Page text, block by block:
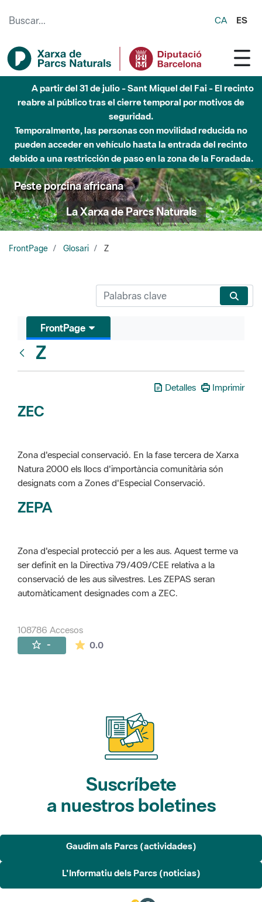
CA ES
A partir del 31 de julio - Sant Miquel del Fai - El recinto
reabre al público tras el cierre temporal por motivos de
seguridad.
Temporalmente, las personas con movilidad reducida no
pueden acceder en vehículo hasta la entrada del recinto
debido a una restricción de paso en la zona de la Foradada.
Peste porcina africana
La Xarxa de Parcs Naturals
FrontPage Glosari Z
FrontPage
Z
Detalles Imprimir
ZEC
Zona d'especial conservació. En la fase tercera de Xarxa
Natura 2000 els llocs d'importància comunitària són
designats com a Zones d'Especial Conservació.
ZEPA
Zona d'especial protecció per a les aus. Aquest terme va
ser definit en la Directiva 79/409/CEE relativa a la
conservació de les aus silvestres. Les ZEPAS seran
automàticament designades com a ZEC.
108786 Accesos
- 0.0La valoración media es de 0 estrellas de
Suscríbete
a nuestros boletines
Gaudim als Parcs (actividades)
L'Informatiu dels Parcs (noticias)